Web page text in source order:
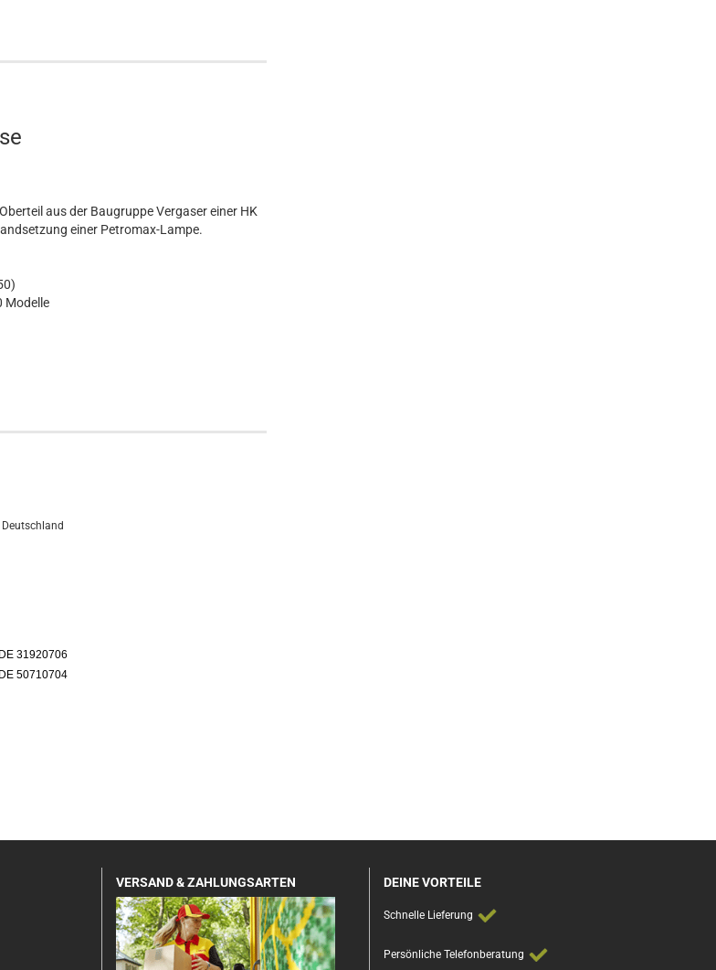
aus der Baugruppe Vergaser einer HK
einer Petromax-Lampe.
Modelle
DE 31920706
DE 50710704
VERSAND & ZAHLUNGSARTEN DEINE VORTEILE
Schnelle Lieferung
Persönliche Telefonberatung